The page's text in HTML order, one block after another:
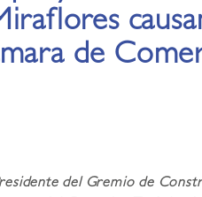
de
del Gremio de